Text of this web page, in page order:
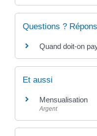
Questions ?
Quand doit-on
Et aussi
Mensualisation
Argent